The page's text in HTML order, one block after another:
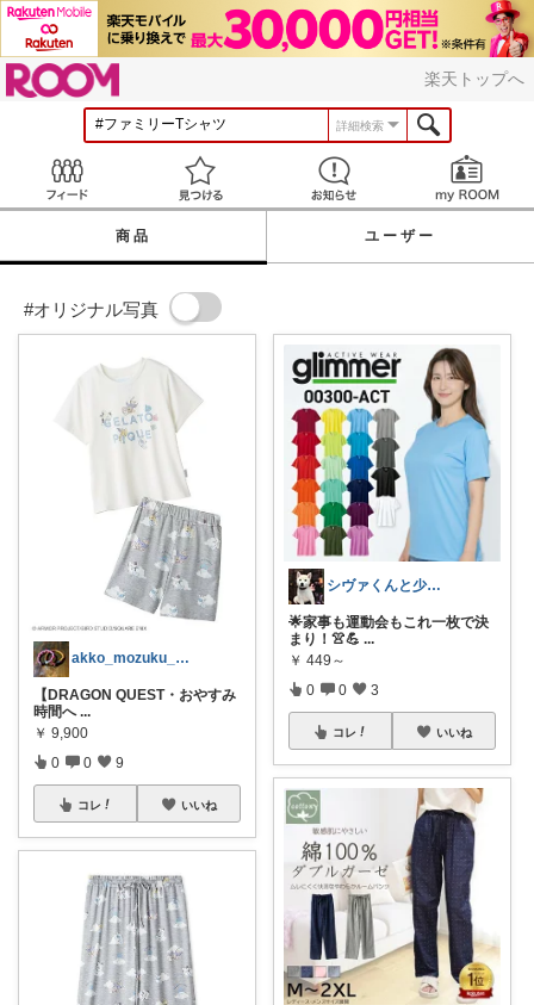
楽天トップへ
詳細検索
見つける お知らせ
商品 ユーザー
#オリジナル写真
akko_mozuku_mugisuke
【DRAGON QUEST・おやすみ
時間へ ...
￥ 9,900
0 0 9
コレ いいね
シヴァくんと少佐のROOM
🌟家事も運動会もこれ一枚で決
まり！👚💪 ...
￥ 449～
0 0 3
コレ いいね